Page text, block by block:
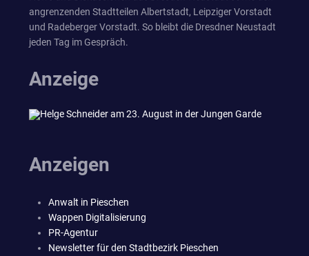
angrenzenden Stadtteilen Albertstadt, Leipziger Vorstadt
und Radeberger Vorstadt. So bleibt die Dresdner Neustadt
jeden Tag im Gespräch.
Anzeige
Anzeigen
Anwalt in Pieschen
Wappen Digitalisierung
PR-Agentur
Newsletter für den Stadtbezirk Pieschen